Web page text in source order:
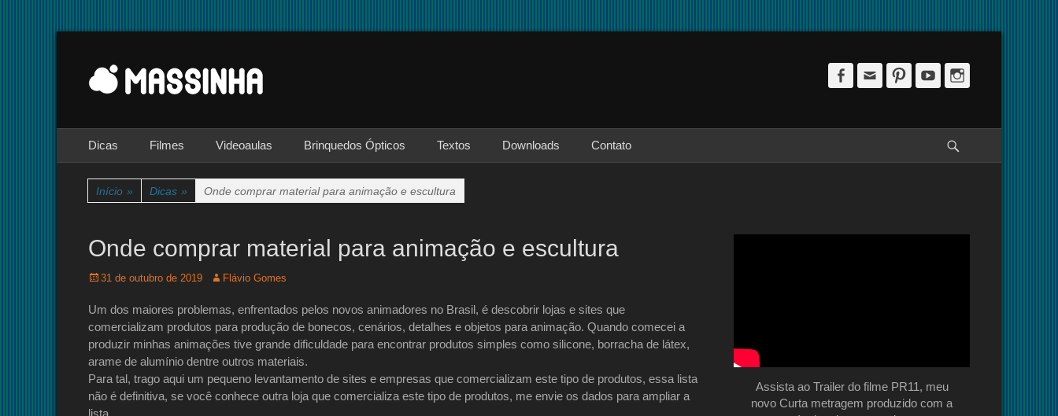
massinha
Site dedicado à técnica de stop-motion Facebook
Email PinterestYouTube
Menu principal
para
conteúdo
Dicas Filmes Videoaulas Brinquedos Ópticos Textos Downloads Contato
Início » Dicas » Onde comprar material para animação e escultura
Onde comprar material para animação e escultura
Posted
31 de outubro de 2019 Autor:Flávio Gomes
Um dos maiores problemas, enfrentados pelos novos animadores no Brasil, é descobrir lojas e sites que
comercializam produtos para produção de bonecos, cenários, detalhes e objetos para animação. Quando comecei a
produzir minhas animações tive grande dificuldade para encontrar produtos simples como silicone, borracha de látex,
arame de alumínio dentre outros materiais.
Para tal, trago aqui um pequeno levantamento de sites e empresas que comercializam este tipo de produtos, essa lista
não é definitiva, se você conhece outra loja que comercializa este tipo de produtos, me envie os dados para ampliar a
lista.
Assista ao Trailer do filme PR11, meu
novo Curta metragem produzido com a